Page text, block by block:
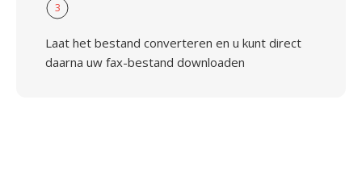
3
Laat het bestand converteren en u kunt direct
daarna uw fax-bestand downloaden